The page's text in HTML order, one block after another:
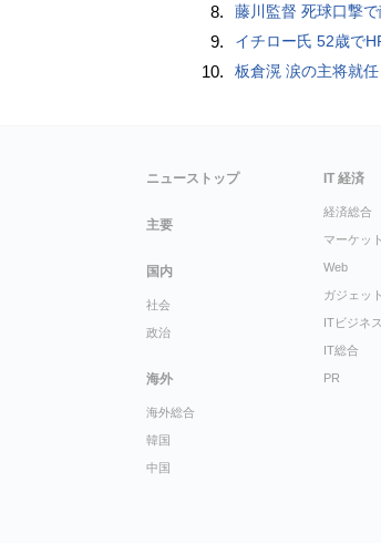
8. 藤川監督 死球口撃
9. イチロー氏 52歳で
10. 板倉滉 涙の主将就
ニューストップ
主要
国内
社会
政治
海外
海外総合
韓国
中国
IT 経済
経済総合
マーケット
Web
ガジェット
ITビジネス
IT総合
PR